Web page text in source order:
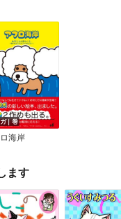
｜巻
海岸
ます